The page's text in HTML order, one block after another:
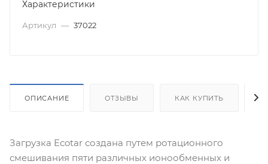
Характеристики
Артикул — 37022
ОПИСАНИЕ ОТЗЫВЫ КАК КУПИТЬ
Загрузка Ecotar создана путем ротационного
смешивания пяти различных ионообменных и